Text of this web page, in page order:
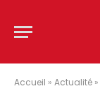
Accueil » Actualité »